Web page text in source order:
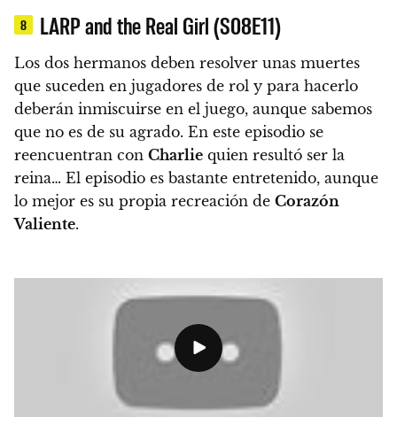
8 LARP and the Real Girl (S08E11)
Los dos hermanos deben resolver unas muertes
que suceden en jugadores de rol y para hacerlo
deberán inmiscuirse en el juego, aunque sabemos
que no es de su agrado. En este episodio se
reencuentran con Charlie quien resultó ser la
reina… El episodio es bastante entretenido, aunque
lo mejor es su propia recreación de Corazón
Valiente.